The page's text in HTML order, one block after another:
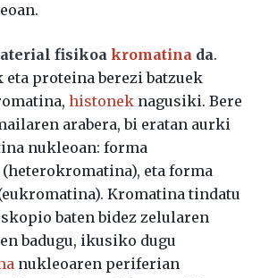
fisikoa kromatina da.
eta proteina berezi batzuek
histonek nagusiki. Bere
arabera, bi eratan aurki
nukleoan: forma
eta forma
Kromatina tindatu
baten bidez zelularen
badugu, ikusiko dugu
nukleoaren periferian